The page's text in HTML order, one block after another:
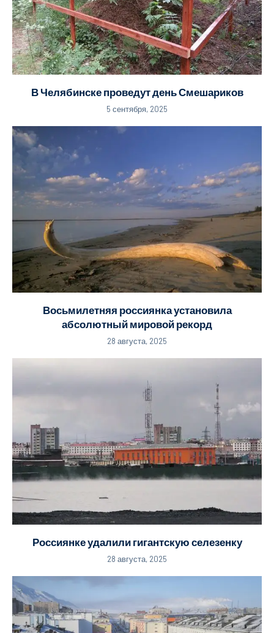
В Челябинске проведут день Смешариков
5 сентября, 2025
Восьмилетняя россиянка установила
абсолютный мировой рекорд
28 августа, 2025
Россиянке удалили гигантскую селезенку
28 августа, 2025